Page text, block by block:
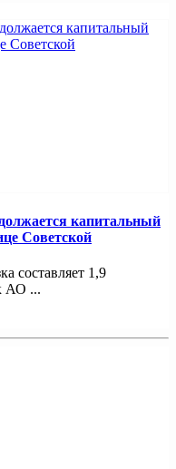
капитальный
Советской
составляет 1,9
АО ...